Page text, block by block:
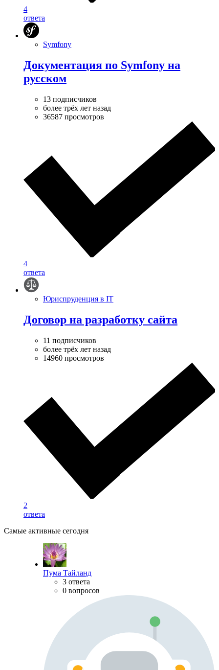
4
ответа
Symfony
Документация по Symfony на
русском
13 подписчиков
более трёх лет назад
36587 просмотров
4
ответа
Юриспруденция в IT
Договор на разработку сайта
11 подписчиков
более трёх лет назад
14960 просмотров
2
ответа
Самые активные сегодня
Пума Тайланд
3 ответа
0 вопросов